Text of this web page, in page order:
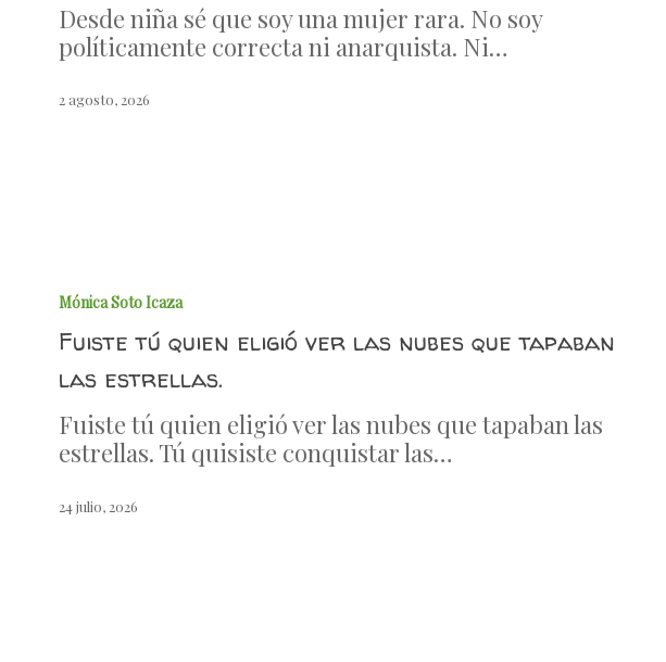
Desde niña sé que soy una mujer rara. No soy
políticamente correcta ni anarquista. Ni…
2 agosto, 2026
Mónica Soto Icaza
Fuiste tú quien eligió ver las nubes que tapaban
las estrellas.
Fuiste tú quien eligió ver las nubes que tapaban las
estrellas. Tú quisiste conquistar las…
24 julio, 2026